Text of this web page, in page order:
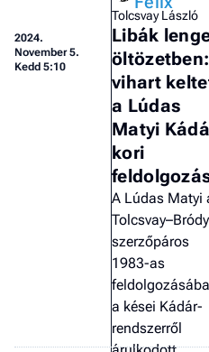
2024.
November 5.
Kedd 5:10
Tolcsvay László
Libák
öltözetben:
vihart
a Lúdas
Matyi
kori
A Lúdas Matyi
Tolcsvay–Bródy
szerzőpáros
1983-as
a kései Kádár-
rendszerről